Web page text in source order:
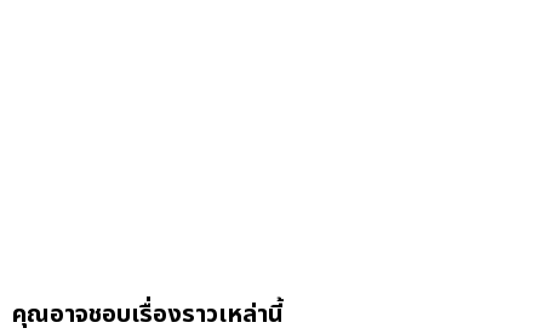
คุณอาจชอบเรื่องราวเหล่านี้